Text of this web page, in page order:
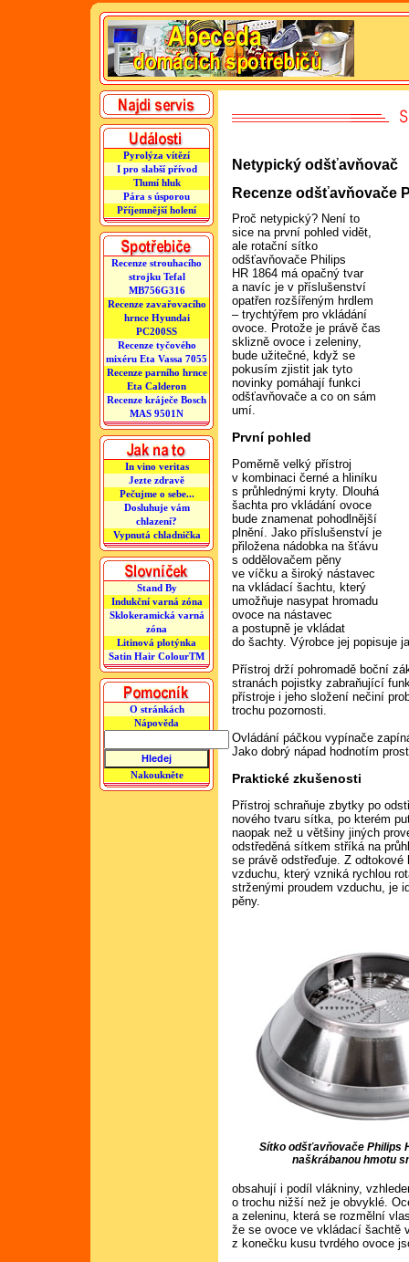
Pyrolýza vítězí
I pro slabší přívod
Tlumí hluk
Pára s úsporou
Příjemnější holení
Recenze strouhacího
strojku Tefal
MB756G316
Recenze zavařovacího
hrnce Hyundai
PC200SS
Recenze tyčového
mixéru Eta Vassa 7055
Recenze parního hrnce
Eta Calderon
Recenze kráječe Bosch
MAS 9501N
In vino veritas
Jezte zdravě
Pečujme o sebe...
Dosluhuje vám
chlazení?
Vypnutá chladnička
Stand By
Indukční varná zóna
Sklokeramická varná
zóna
Litinová plotýnka
Satin Hair ColourTM
O stránkách
Nápověda
Nakoukněte
Netypický odšťavňovač
Recenze odšťavňovače
Proč netypický? Není to
sice na první pohled vidět,
ale rotační sítko
odšťavňovače Philips
HR 1864 má opačný tvar
a navíc je v příslušenství
opatřen rozšířeným hrdlem
– trychtýřem pro vkládání
ovoce. Protože je právě čas
sklizně ovoce i zeleniny,
bude užitečné, když se
pokusím zjistit jak tyto
novinky pomáhají funkci
odšťavňovače a co on sám
umí.
První pohled
Poměrně velký přístroj
v kombinaci černé a hliníku
s průhlednými kryty. Dlouhá
šachta pro vkládání ovoce
bude znamenat pohodlnější
plnění. Jako příslušenství je
přiložena nádobka na šťávu
s oddělovačem pěny
ve víčku a široký nástavec
na vkládací šachtu, který
umožňuje nasypat hromadu
ovoce na nástavec
a postupně je vkládat
do šachty. Výrobce jej popisuje
Přístroj drží pohromadě boční
stranách pojistky zabraňující
přístroje i jeho složení nečiní
trochu pozornosti.
Ovládání páčkou vypínače
Jako dobrý nápad hodnotím
Praktické zkušenosti
Přístroj schraňuje zbytky po
nového tvaru sítka, po kterém
naopak než u většiny jiných
odstředěná sítkem stříká na
se právě odstřeďuje. Z
vzduchu, který vzniká rychlou
strženými proudem vzduchu, je
pěny.
Sítko odšťavňovače Philips
naškrábanou hmotu
obsahují i podíl vlákniny,
o trochu nižší než je obvyklé.
a zeleninu, která se rozmělní
že se ovoce ve vkládací šachtě
z konečku kusu tvrdého ovoce